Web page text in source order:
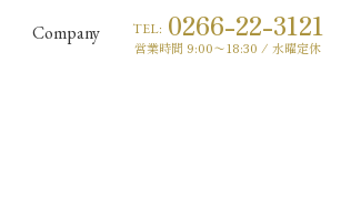
Company TEL: 0266-22-3121
営業時間 9:00〜18:30 / 水曜定休